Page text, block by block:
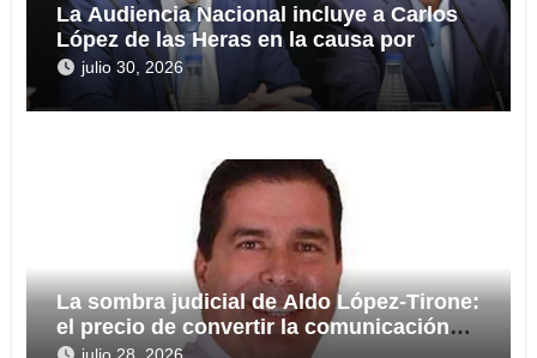
La Audiencia Nacional incluye a Carlos
López de las Heras en la causa por
presuntas irregularidades en el rescate
de 112,8 millones a Tubos Reunidos
julio 30, 2026
La sombra judicial de Aldo López-Tirone:
el precio de convertir la comunicación
en arma
julio 28, 2026